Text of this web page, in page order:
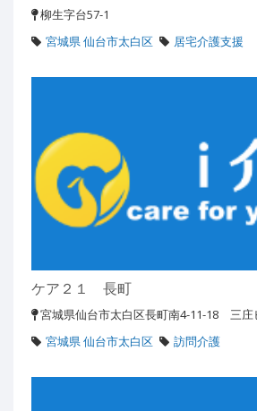
柳生字台57-1
宮城県 仙台市太白区
居宅介護支援
ケア２１ 長町
宮城県仙台市太白区長町南4-11-18 三庄
宮城県 仙台市太白区
訪問介護